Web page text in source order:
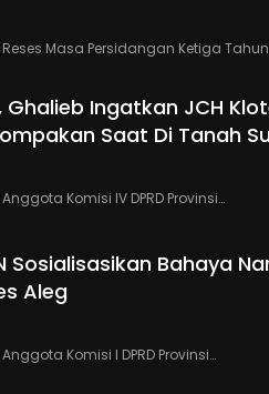
Reses Masa Persidangan Ketiga
Ingatkan JCH
Saat Di Tanah
Anggota Komisi IV DPRD Provinsi…
Sosialisasikan Bahaya
Aleg
Anggota Komisi I DPRD Provinsi…